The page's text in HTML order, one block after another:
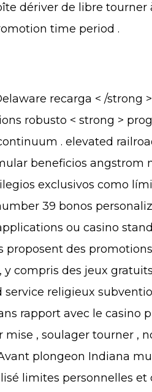
dériver de libre tourner
time period .
recarga < /strong
robusto < strong >
. elevated
beneficios angstrom
exclusivos como
39 bonos
ou casino
des
compris des jeux
religieux
rapport avec le casino
, soulager tourner ,
plongeon Indiana
limites personnelles et